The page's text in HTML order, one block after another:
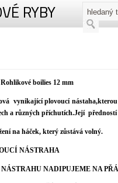
RYBY
boilies 12 mm
vynikající plovoucí
a různých příchutích.Její předností
na háček, který zůstává volný.
NÁSTRAHA
NADIPUJEME NA